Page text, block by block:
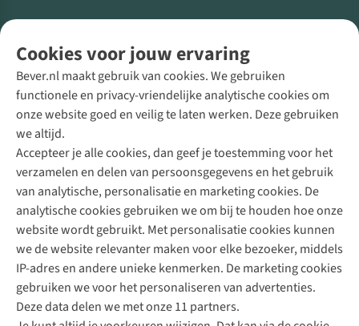
Cookies voor jouw ervaring
Bever.nl maakt gebruik van cookies. We gebruiken
functionele en privacy-vriendelijke analytische cookies om
onze website goed en veilig te laten werken. Deze gebruiken
we altijd.
Accepteer je alle cookies, dan geef je toestemming voor het
verzamelen en delen van persoonsgegevens en het gebruik
van analytische, personalisatie en marketing cookies. De
analytische cookies gebruiken we om bij te houden hoe onze
website wordt gebruikt. Met personalisatie cookies kunnen
we de website relevanter maken voor elke bezoeker, middels
IP-adres en andere unieke kenmerken. De marketing cookies
gebruiken we voor het personaliseren van advertenties.
Deze data delen we met onze 11 partners.
Direct advies van een Buitenexpert
+31 (0)85 888 50 88
+31 6 12 28 49 80
Contactformulier